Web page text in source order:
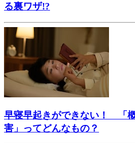
る裏ワザ!?
早寝早起きができない！ 「
害」ってどんなもの？